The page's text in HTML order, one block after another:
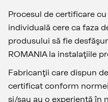
Procesul de certificare
individuală cere ca faza
produsului să fie
ROMANIA la instalaţiile
Fabricanţii care dispun
certificat conform
şi/sau au o experienţă în